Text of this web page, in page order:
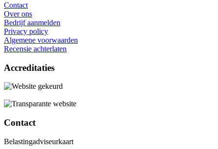
Contact
Over ons
Bedrijf aanmelden
Privacy policy
Algemene voorwaarden
Recensie achterlaten
Accreditaties
Contact
Belastingadviseurkaart